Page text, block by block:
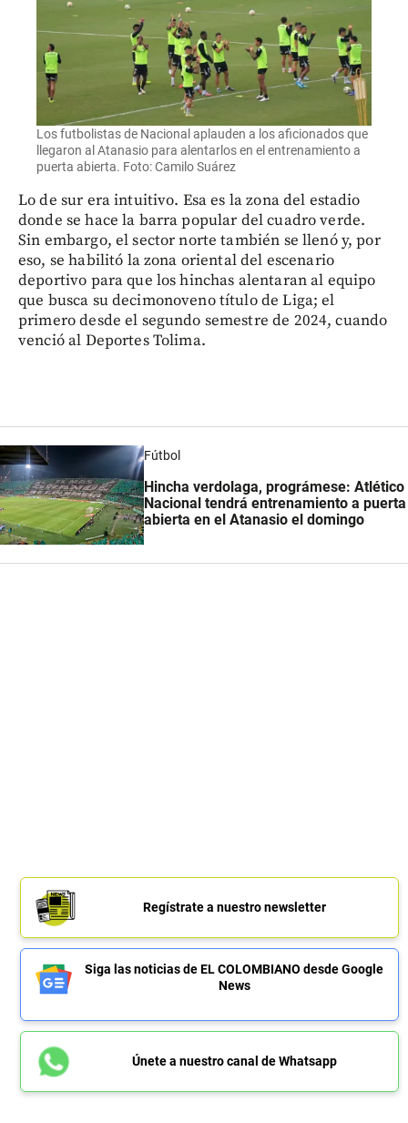
Los futbolistas de Nacional aplauden a los aficionados que
llegaron al Atanasio para alentarlos en el entrenamiento a
puerta abierta. Foto: Camilo Suárez
Lo de sur era intuitivo. Esa es la zona del estadio
donde se hace la barra popular del cuadro verde.
Sin embargo, el sector norte también se llenó y, por
eso, se habilitó la zona oriental del escenario
deportivo para que los hinchas alentaran al equipo
que busca su decimonoveno título de Liga; el
primero desde el segundo semestre de 2024, cuando
venció al Deportes Tolima.
Fútbol
Hincha verdolaga, prográmese: Atlético
Nacional tendrá entrenamiento a puerta
abierta en el Atanasio el domingo
Regístrate a nuestro newsletter
Siga las noticias de EL COLOMBIANO desde Google
News
Únete a nuestro canal de Whatsapp